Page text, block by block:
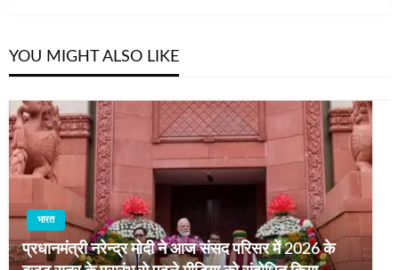
YOU MIGHT ALSO LIKE
भारत
प्रधानमंत्री नरेन्द्र मोदी ने आज संसद परिसर में 2026 के